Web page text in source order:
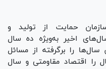
حمایت از تولید و
اخیر به‌ویژه ده سال
را برگرفته از مسائل
را اقتصاد مقاومتی و سال